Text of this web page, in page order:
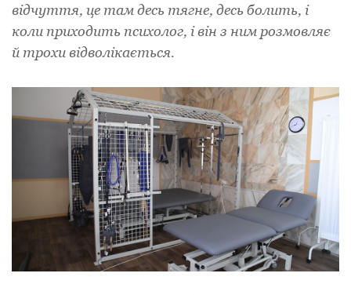
відчуття, це там десь тягне, десь болить, і
коли приходить психолог, і він з ним розмовляє
й трохи відволікається.